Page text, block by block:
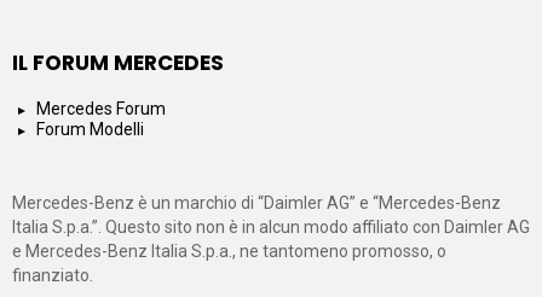
IL FORUM MERCEDES
Mercedes Forum
Forum Modelli
Mercedes-Benz è un marchio di “Daimler AG” e “Mercedes-Benz
Italia S.p.a.”. Questo sito non è in alcun modo affiliato con Daimler AG
e Mercedes-Benz Italia S.p.a., ne tantomeno promosso, o
finanziato.